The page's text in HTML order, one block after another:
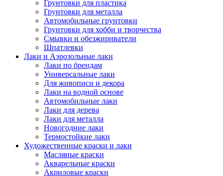
Грунтовки для пластика
Грунтовки для металла
Автомобильные грунтовки
Грунтовки для хобби и творчества
Смывки и обезжириватели
Шпатлевки
Лаки и Аэрозольные лаки
Лаки по брендам
Универсальные лаки
Для живописи и декора
Лаки на водной основе
Автомобильные лаки
Лаки для дерева
Лаки для металла
Новогодние лаки
Термостойкие лаки
Художественные краски и лаки
Масляные краски
Акварельные краски
Акриловые краски